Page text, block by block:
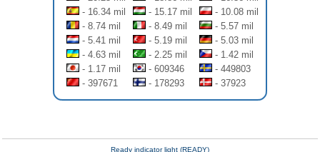
- 16.34 mil
- 15.17 mil
- 10.08 mil
- 8.74 mil
- 8.49 mil
- 5.57 mil
- 5.41 mil
- 5.19 mil
- 5.03 mil
- 4.63 mil
- 2.25 mil
- 1.42 mil
- 1.17 mil
- 609346
- 449803
- 397671
- 178293 - 37923
Ready indicator light (READY)